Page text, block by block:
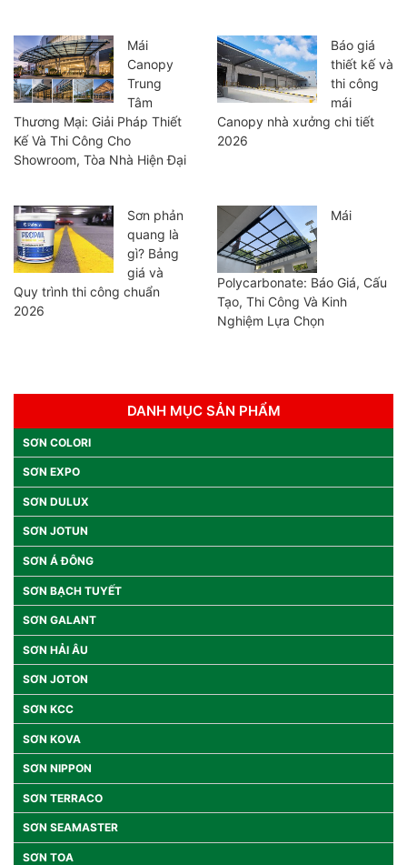
Mái
Canopy
Trung
Tâm
Thương Mại: Giải Pháp Thiết
Kế Và Thi Công Cho
Showroom, Tòa Nhà Hiện Đại
Báo giá
thiết kế và
thi công
mái
Canopy nhà xưởng chi tiết
2026
Sơn phản
quang là
gì? Bảng
giá và
Quy trình thi công chuẩn
2026
Mái
Polycarbonate: Báo Giá, Cấu
Tạo, Thi Công Và Kinh
Nghiệm Lựa Chọn
DANH MỤC SẢN PHẨM
SƠN COLORI
SƠN EXPO
SƠN DULUX
SƠN JOTUN
SƠN Á ĐÔNG
SƠN BẠCH TUYẾT
SƠN GALANT
SƠN HẢI ÂU
SƠN JOTON
SƠN KCC
SƠN KOVA
SƠN NIPPON
SƠN TERRACO
SƠN SEAMASTER
SƠN TOA